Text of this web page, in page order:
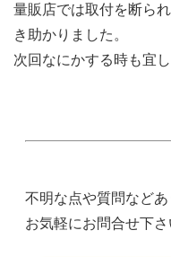
量販店では取付を断ら
き助かりました。
次回なにかする時も宜
不明な点や質問など
お気軽にお問合せ下さ